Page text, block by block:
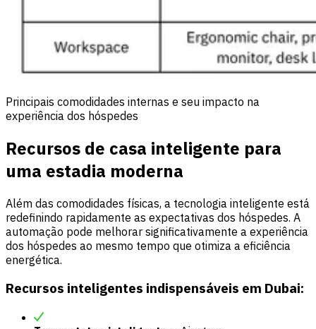
Principais comodidades internas e seu impacto na
experiência dos hóspedes
Recursos de casa inteligente para
uma estadia moderna
Além das comodidades físicas, a tecnologia inteligente está
redefinindo rapidamente as expectativas dos hóspedes. A
automação pode melhorar significativamente a experiência
dos hóspedes ao mesmo tempo que otimiza a eficiência
energética.
Recursos inteligentes indispensáveis em Dubai: